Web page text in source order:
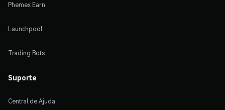
Phemex Earn
Launchpool
Trading Bots
Suporte
Central de Ajuda